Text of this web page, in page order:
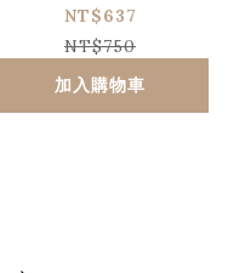
次中音薩克斯風 2.0號
黑竹片 (5片裝)
NT$637
NT$750
加入購物車